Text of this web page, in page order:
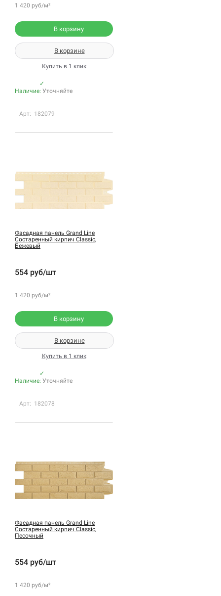
1 420 руб/м²
В корзину
В корзине
Купить в 1 клик
✓
Наличие: Уточняйте
Арт: 182079
Фасадная панель Grand Line
Состаренный кирпич Classic,
Бежевый
554 руб/шт
1 420 руб/м²
В корзину
В корзине
Купить в 1 клик
✓
Наличие: Уточняйте
Арт: 182078
Фасадная панель Grand Line
Состаренный кирпич Classic,
Песочный
554 руб/шт
1 420 руб/м²